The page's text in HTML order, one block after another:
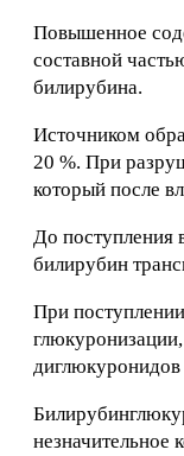
Повышенное
составной
билирубина.
Источником
20 %. При
который после
До поступления
билирубин
При
незначительное